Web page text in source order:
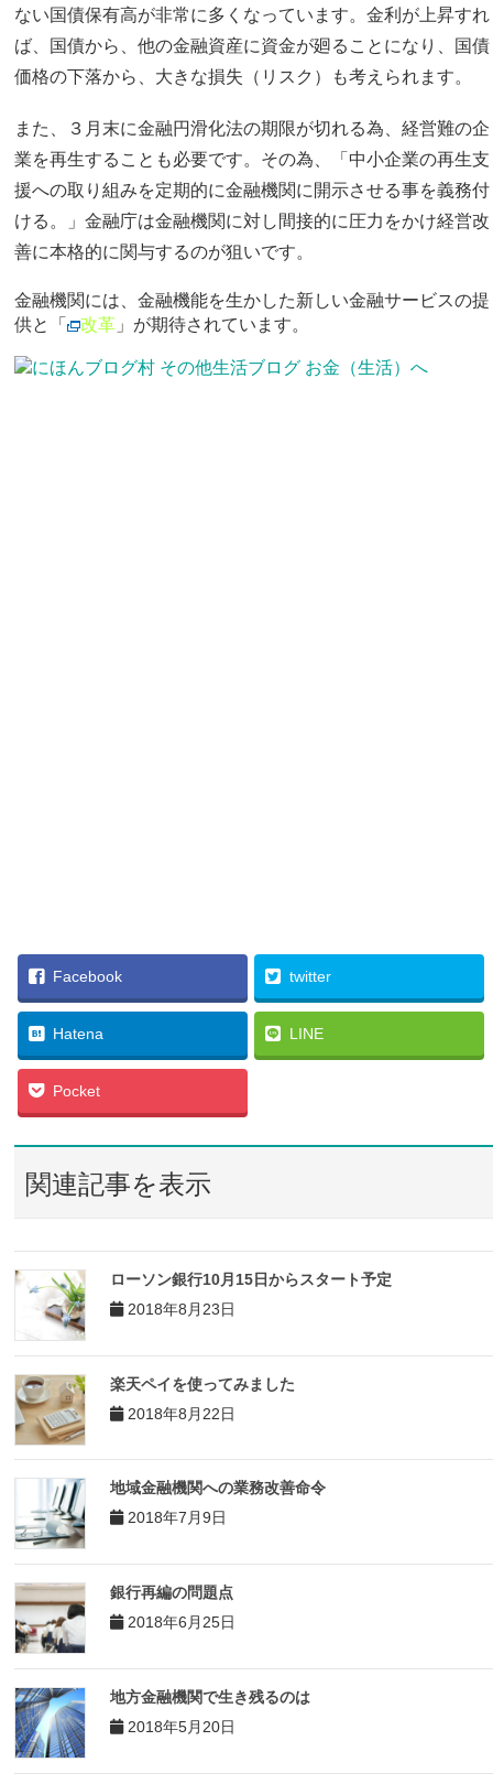
ない国債保有高が非常に多くなっています。金利が上昇すれ
ば、国債から、他の金融資産に資金が廻ることになり、国債
価格の下落から、大きな損失（リスク）も考えられます。
また、３月末に金融円滑化法の期限が切れる為、経営難の企
業を再生することも必要です。その為、「中小企業の再生支
援への取り組みを定期的に金融機関に開示させる事を義務付
ける。」金融庁は金融機関に対し間接的に圧力をかけ経営改
善に本格的に関与するのが狙いです。
金融機関には、金融機能を生かした新しい金融サービスの提
供と「
改革 」が期待されています。
Facebook twitter
Hatena LINE
Pocket
関連記事を表示
ローソン銀行10月15日からスタート予定
2018年8月23日
楽天ペイを使ってみました
2018年8月22日
地域金融機関への業務改善命令
2018年7月9日
銀行再編の問題点
2018年6月25日
地方金融機関で生き残るのは
2018年5月20日